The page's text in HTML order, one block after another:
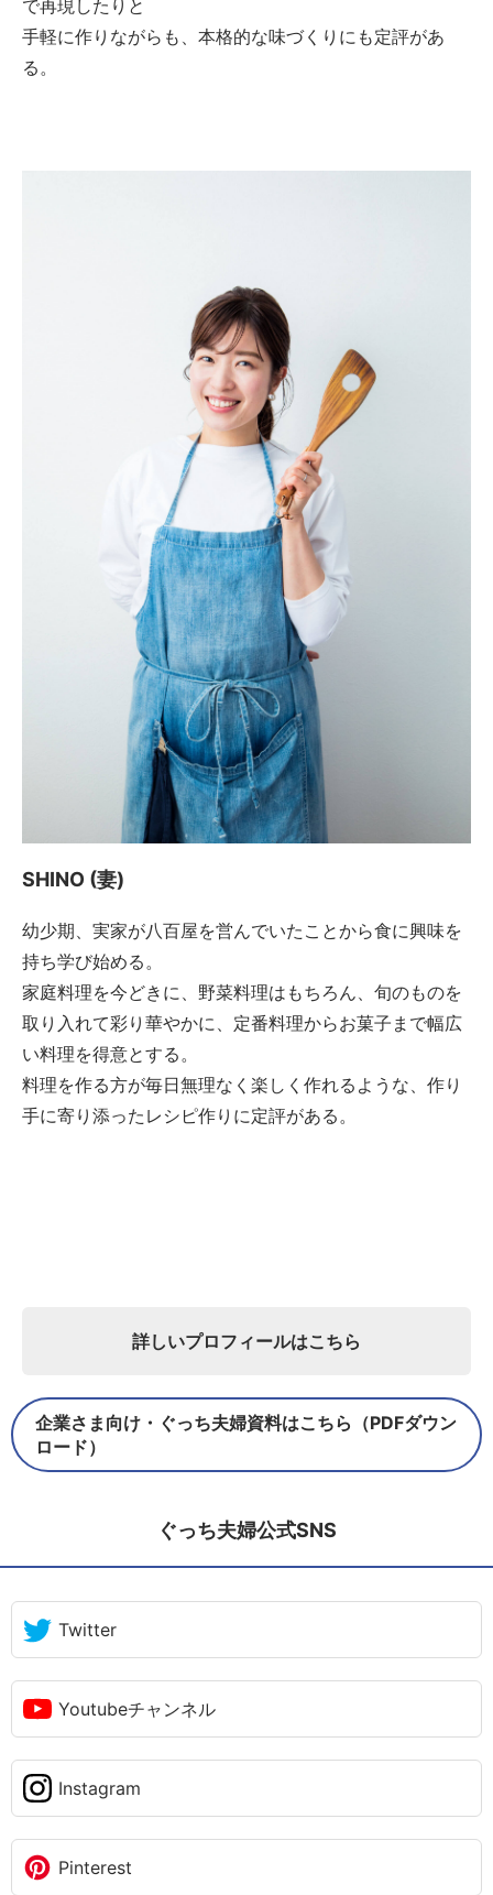
で再現したりと
手軽に作りながらも、本格的な味づくりにも定評があ
る。
SHINO (妻)
幼少期、実家が八百屋を営んでいたことから食に興味を
持ち学び始める。
家庭料理を今どきに、野菜料理はもちろん、旬のものを
取り入れて彩り華やかに、定番料理からお菓子まで幅広
い料理を得意とする。
料理を作る方が毎日無理なく楽しく作れるような、作り
手に寄り添ったレシピ作りに定評がある。
詳しいプロフィールはこちら
企業さま向け・ぐっち夫婦資料はこちら（PDFダウン
ロード）
ぐっち夫婦公式SNS
Twitter
Youtubeチャンネル
Instagram
Pinterest